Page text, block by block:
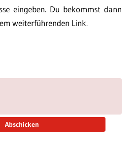
eingeben. Du bekommst dann
weiterführenden Link.